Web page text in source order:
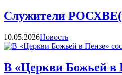
Служители
10.05.2026Категории
Новость
В «Церкви Божьей в